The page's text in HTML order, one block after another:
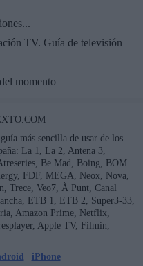
TV. Guía de televisión
momento
más sencilla de usar de los
La 1, La 2, Antena 3,
Be Mad, Boing, BOM
FDF, MEGA, Neox, Nova,
Trece, Veo7, À Punt, Canal
ETB 1, ETB 2, Super3-33,
Amazon Prime, Netflix,
Apple TV, Filmin,
| iPhone